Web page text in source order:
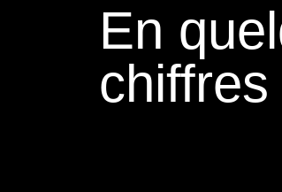
En
chiffres